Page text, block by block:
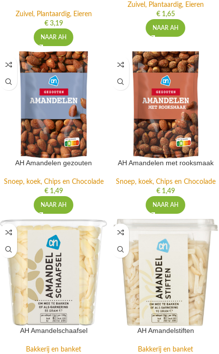
Zuivel, Plantaardig, Eieren
€3,19
NAAR AH
Zuivel, Plantaardig, Eieren
€1,65
NAAR AH
AH Amandelen gezouten
Snoep, koek, Chips en Chocolade
€1,49
NAAR AH
AH Amandelen met rooksmaak
Snoep, koek, Chips en Chocolade
€1,49
NAAR AH
AH Amandelschaafsel
Bakkerij en banket
AH Amandelstiften
Bakkerij en banket